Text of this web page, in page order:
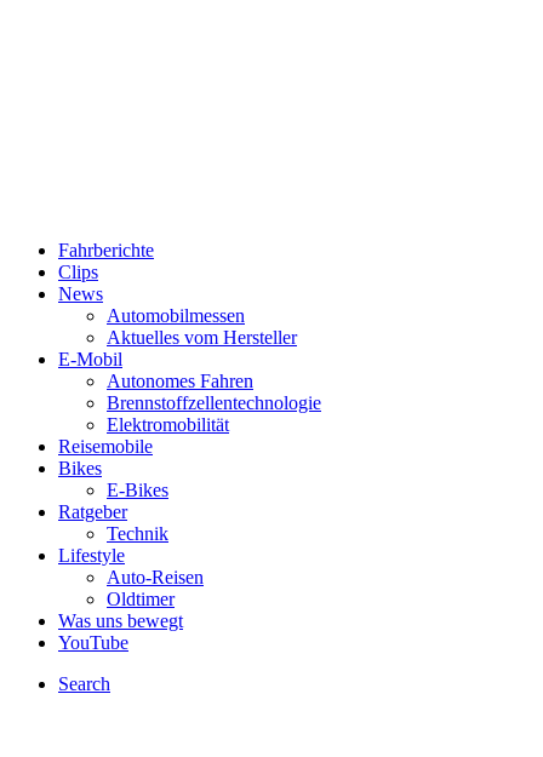
Fahrberichte
Clips
News
Automobilmessen
Aktuelles vom Hersteller
E-Mobil
Autonomes Fahren
Brennstoffzellentechnologie
Elektromobilität
Reisemobile
Bikes
E-Bikes
Ratgeber
Technik
Lifestyle
Auto-Reisen
Oldtimer
Was uns bewegt
YouTube
Search